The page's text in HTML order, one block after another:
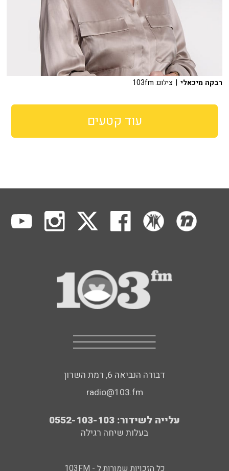
רבקה מיכאלי | צילום: 103fm
עוד קטעים
דבורה הנביאה 6, רמת השרון
radio@103.fm
עלייה לשידור: 0552-103-103
בעלות שיחה רגילה
כל הזכויות שמורות ל - 103FM